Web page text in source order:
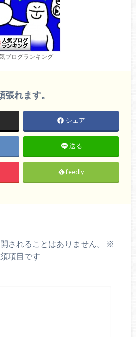
ブログランキング
れます。
シェア
送る
feedly
されることはありません。
※
項目です